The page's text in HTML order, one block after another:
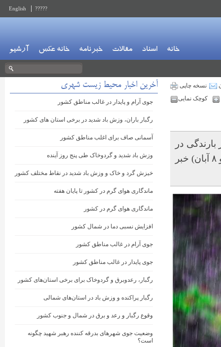
?????
English
خانه اسناد مقالات خبرنامه خانه عکس آرشیو
نسخه چاپی
کوچک نمایی
در
اغلب استان‌های کشور از اواخر چهارشنبه و طی روز پنجشنبه (۷ و ۸ آبان) خبر
آخرین اخبار محیط زیست شهری
جوی آرام و پایدار در غالب مناطق کشور
رگبار باران، وزش باد شدید در برخی استان های کشور
آسمانی صاف برای اغلب مناطق کشور
وزش باد شدید و گردوخاک طی پنج روز آینده
خیزش گرد و خاک و وزش باد شدید در نقاط مختلف کشور
ماندگاری هوای گرم در کشور تا پایان هفته
ماندگاری هوای گرم در کشور
افزایش نسبی دما در شمال کشور
جوی آرام در غالب مناطق کشور
جوی پایدار در غالب مناطق کشور
رگبار، رعدوبرق و گردوخاک برای برخی استان‌های کشور
رگبار پراکنده و وزش باد در استان‌های شمالی
وقوع رگبار و رعد و برق در شمال و جنوب کشور
وضعیت جوی شهرهای بدرقه کننده رهبر شهید چگونه
است؟